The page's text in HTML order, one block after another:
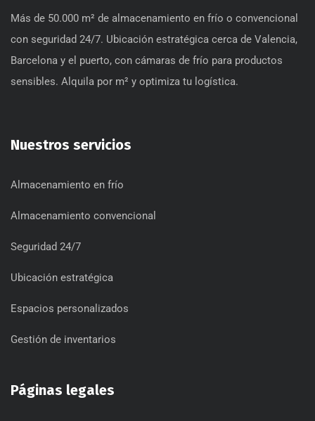
Más de 50.000 m² de almacenamiento en frío o convencional
con seguridad 24/7. Ubicación estratégica cerca de Valencia,
Barcelona y el puerto, con cámaras de frío para productos
sensibles. Alquila por m² y optimiza tu logística.
Nuestros servicios
Almacenamiento en frío
Almacenamiento convencional
Seguridad 24/7
Ubicación estratégica
Espacios personalizados
Gestión de inventarios
Páginas legales